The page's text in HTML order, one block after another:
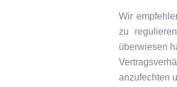
Wir
zu
überwiesen
anzufechten